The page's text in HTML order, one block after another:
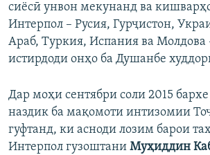
сиёсӣ унвон мекунанд ва
Интерпол – Русия, Гурҷистон,
Араб, Туркия, Испания ва Молдова
истирдоди онҳо ба Душанбе
Дар моҳи сентябри соли 2015
наздик ба мақомоти интизомии
гуфтанд, ки асноди лозим барои
Интерпол гузоштани Муҳиддин